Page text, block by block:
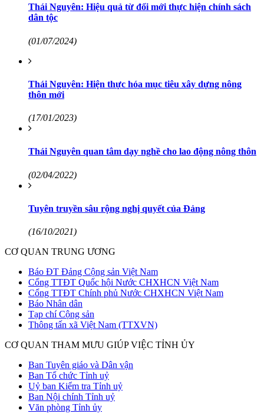
Thái Nguyên: Hiệu quả từ đổi mới thực hiện chính sách
dân tộc
(01/07/2024)
Thái Nguyên: Hiện thực hóa mục tiêu xây dựng nông
thôn mới
(17/01/2023)
Thái Nguyên quan tâm dạy nghề cho lao động nông thôn
(02/04/2022)
Tuyên truyền sâu rộng nghị quyết của Đảng
(16/10/2021)
CƠ QUAN TRUNG ƯƠNG
Báo ĐT Đảng Cộng sản Việt Nam
Cổng TTĐT Quốc hội Nước CHXHCN Việt Nam
Cổng TTĐT Chính phủ Nước CHXHCN Việt Nam
Báo Nhân dân
Tạp chí Cộng sản
Thông tấn xã Việt Nam (TTXVN)
CƠ QUAN THAM MƯU GIÚP VIỆC TỈNH ỦY
Ban Tuyên giáo và Dân vận
Ban Tổ chức Tỉnh uỷ
Uỷ ban Kiểm tra Tỉnh uỷ
Ban Nội chính Tỉnh uỷ
Văn phòng Tỉnh ủy